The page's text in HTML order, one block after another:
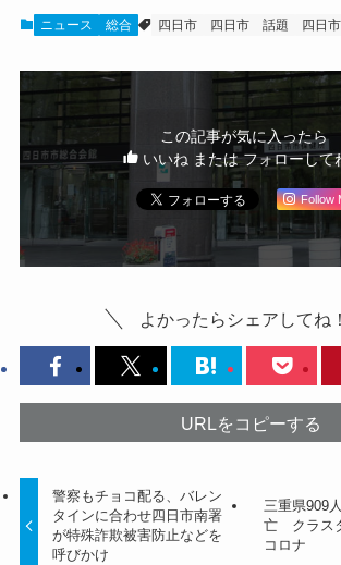
ニュース 総合 四日市 四日市 話題 四日
この記事が気に入ったら
いいね または フォローして
Follow
よかったらシェアしてね！
URLをコピーする
警察もチョコ配る、バレン
タインに合わせ四日市南署
が特殊詐欺被害防止などを
呼びかけ
三重県909
亡 クラス
コロナ